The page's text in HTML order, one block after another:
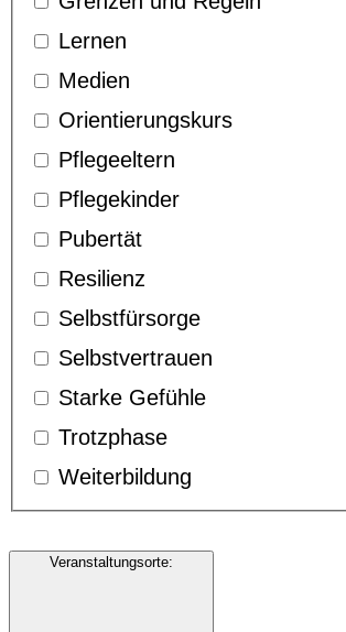
Lernen
Medien
Orientierungskurs
Pflegeeltern
Pflegekinder
Pubertät
Resilienz
Selbstfürsorge
Selbstvertrauen
Starke Gefühle
Trotzphase
Weiterbildung
Veranstaltungsorte: